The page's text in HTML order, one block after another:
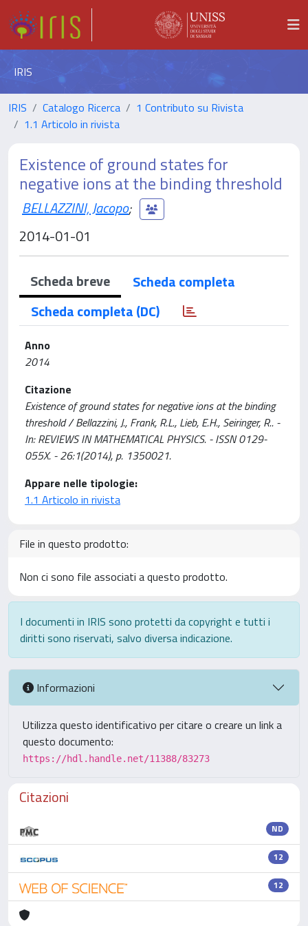
IRIS
IRIS Catalogo Ricerca
1 Contributo su Rivista
1.1 Articolo in rivista
Existence of ground states for
negative ions at the binding threshold
BELLAZZINI, Jacopo;
2014-01-01
Scheda breve
Scheda completa
Scheda completa (DC)
Anno
2014
Citazione
Existence of ground states for negative ions at the binding
threshold / Bellazzini, J., Frank, R.L., Lieb, E.H., Seiringer, R.. -
In: REVIEWS IN MATHEMATICAL PHYSICS. - ISSN 0129-
055X. - 26:1(2014), p. 1350021.
Appare nelle tipologie:
1.1 Articolo in rivista
File in questo prodotto:
Non ci sono file associati a questo prodotto.
I documenti in IRIS sono protetti da copyright e tutti i
diritti sono riservati, salvo diversa indicazione.
Informazioni
Utilizza questo identificativo per citare o creare un link a
questo documento:
https://hdl.handle.net/11388/83273
Citazioni
ND
12
12